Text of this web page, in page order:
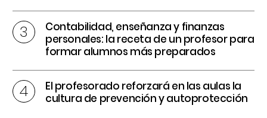
Contabilidad, enseñanza y finanzas
personales: la receta de un profesor para
formar alumnos más preparados
El profesorado reforzará en las aulas la
cultura de prevención y autoprotección